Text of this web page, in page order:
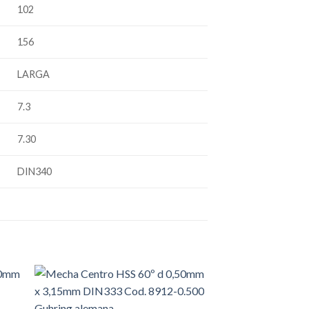
102
156
LARGA
7.3
7.30
DIN340